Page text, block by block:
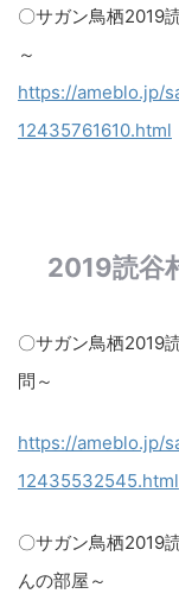
〇サガン鳥栖2019
～
https://ameblo.jp/
12435761610.html
2019読谷
〇サガン鳥栖2019
問～​
https://ameblo.jp/
12435532545.html​
〇サガン鳥栖2019
んの部屋～